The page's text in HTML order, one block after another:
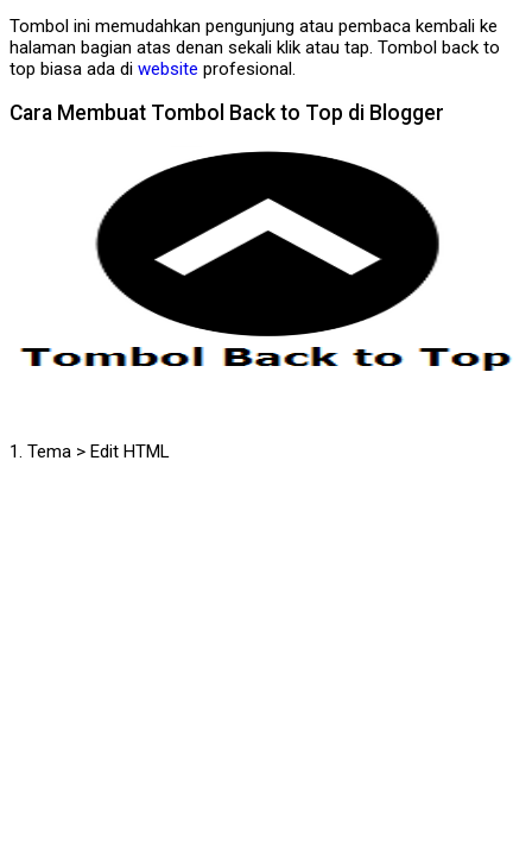
Tombol ini memudahkan pengunjung atau pembaca kembali ke
halaman bagian atas denan sekali klik atau tap. Tombol back to
top biasa ada di website profesional.
Cara Membuat Tombol Back to Top di Blogger
1. Tema > Edit HTML